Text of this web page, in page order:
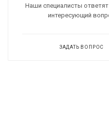
Наши специалисты
интересующий
ЗАДАТЬ ВОПРОС